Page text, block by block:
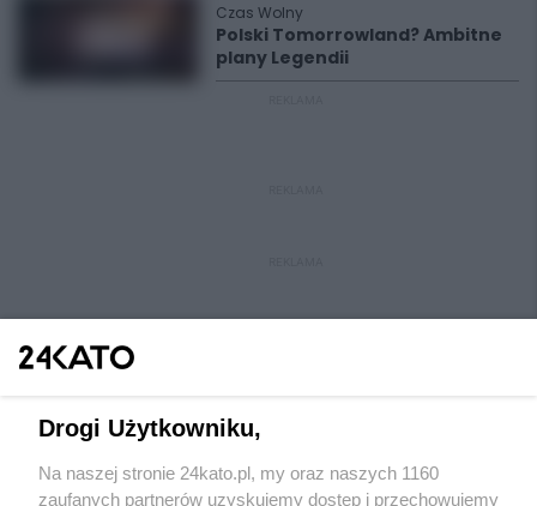
Czas Wolny
Polski Tomorrowland? Ambitne
plany Legendii
Wydawca mediów lokalnych
Drogi Użytkowniku,
Na naszej stronie 24kato.pl, my oraz naszych 1160
zaufanych partnerów uzyskujemy dostęp i przechowujemy